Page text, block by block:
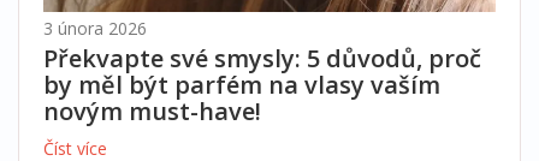
3 února 2026
Překvapte své smysly: 5 důvodů, proč
by měl být parfém na vlasy vaším
novým must-have!
Číst více